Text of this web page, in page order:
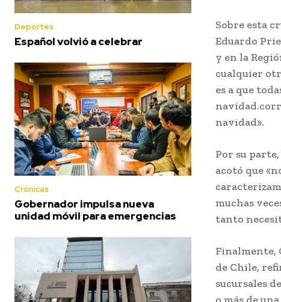
Deportes
Español volvió a celebrar
Crónicas
Gobernador impulsa nueva
unidad móvil para emergencias
Sobre esta
Eduardo
y en la
cualquier
es a que
navidad».
Por su
acotó que
muchas
tanto
Finalmente,
de Chile,
sucursales